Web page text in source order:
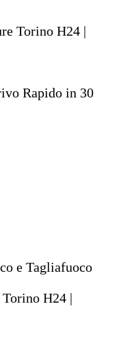
Torino H24 |
Rapido in 30
e Tagliafuoco
H24 |